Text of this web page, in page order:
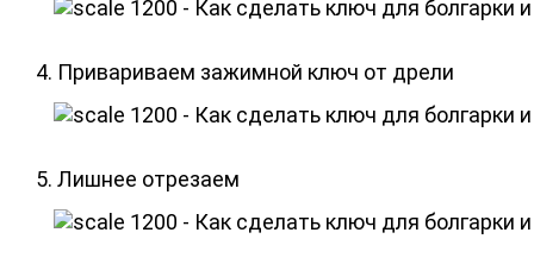
4. Привариваем зажимной ключ от дрели
5. Лишнее отрезаем